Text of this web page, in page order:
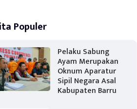
Populer
Pelaku Sabung
Ayam Merupakan
Oknum Aparatur
Sipil Negara Asal
Kabupaten Barru